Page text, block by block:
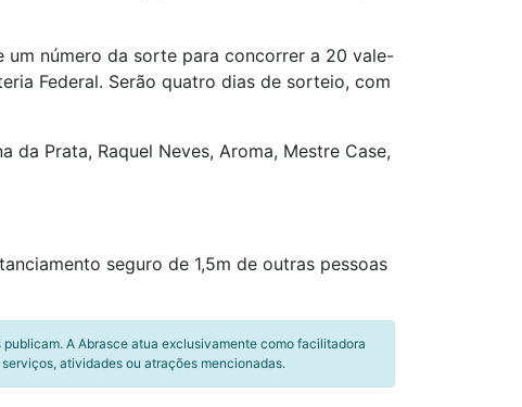
número da sorte para concorrer a 20 vale-
Federal. Serão quatro dias de sorteio, com
da Prata, Raquel Neves, Aroma, Mestre Case,
seguro de 1,5m de outras pessoas
A Abrasce atua exclusivamente como facilitadora
atividades ou atrações mencionadas.